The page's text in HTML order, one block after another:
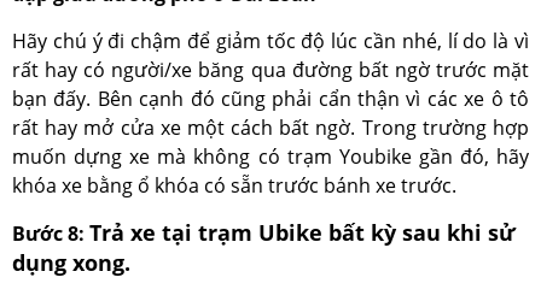
Hãy chú ý đi chậm để giảm tốc độ lúc cần nhé, lí do là vì
rất hay có người/xe băng qua đường bất ngờ trước mặt
bạn đấy. Bên cạnh đó cũng phải cẩn thận vì các xe ô tô
rất hay mở cửa xe một cách bất ngờ. Trong trường hợp
muốn dựng xe mà không có trạm Youbike gần đó, hãy
khóa xe bằng ổ khóa có sẵn trước bánh xe trước.
Bước 8: Trả xe tại trạm Ubike bất kỳ sau khi sử
dụng xong.